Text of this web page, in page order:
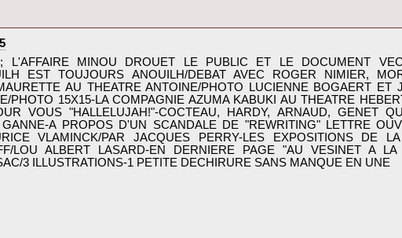
L'AFFAIRE MINOU DROUET LE PUBLIC ET LE DOCUMENT
EST TOUJOURS ANOUILH/DEBAT AVEC ROGER NIMIER,
AU THEATRE ANTOINE/PHOTO LUCIENNE BOGAERT ET
PHOTO 15X15-LA COMPAGNIE AZUMA KABUKI AU THEATRE
VOUS "HALLELUJAH!"-COCTEAU, HARDY, ARNAUD, GENET
A PROPOS D'UN SCANDALE DE "REWRITING" LETTRE
VLAMINCK/PAR JACQUES PERRY-LES EXPOSITIONS DE
LOU ALBERT LASARD-EN DERNIERE PAGE "AU VESINET A
3 ILLUSTRATIONS-1 PETITE DECHIRURE SANS MANQUE EN UNE‎